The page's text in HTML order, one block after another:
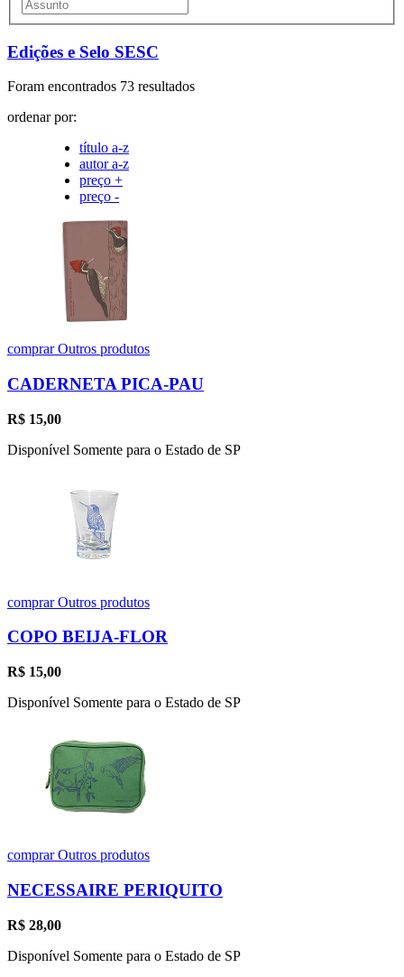
Edições e Selo SESC
Foram encontrados 73 resultados
ordenar por:
título a-z
autor a-z
preço +
preço -
comprarOutros produtos
CADERNETA PICA-PAU
R$ 15,00
Disponível Somente para o Estado de SP
comprarOutros produtos
COPO BEIJA-FLOR
R$ 15,00
Disponível Somente para o Estado de SP
comprarOutros produtos
NECESSAIRE PERIQUITO
R$ 28,00
Disponível Somente para o Estado de SP